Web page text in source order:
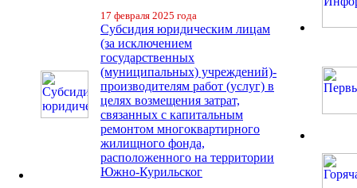
17 февраля 2025 года
Субсидия юридическим лицам
(за исключением
государственных
(муниципальных) учреждений)-
производителям работ (услуг) в
целях возмещения затрат,
связанных с капитальным
ремонтом многоквартирного
жилищного фонда,
расположенного на территории
Южно-Курильског